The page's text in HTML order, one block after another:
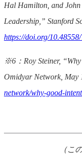
Hal Hamilton, and
Leadership,” Stanford
https://doi.org/
※6：Roy Steiner, “Why
Omidyar Network, May
network/why-good-
（こ